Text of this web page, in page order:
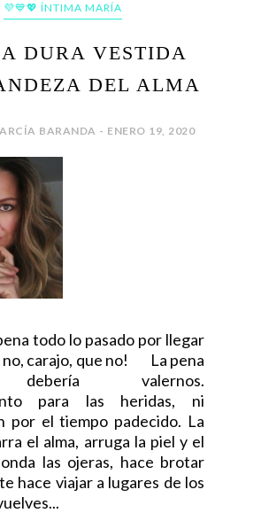
💜💙💖 ÍNTIMA MARÍA
DURA VESTIDA
DEL ALMA
BARANDA - ENERO 19, 2020
todo lo pasado por llegar
no, carajo, que no! La pena
valernos.
para las heridas, ni
por el tiempo padecido. La
el alma, arruga la piel y el
las ojeras, hace brotar
hace viajar a lugares de los